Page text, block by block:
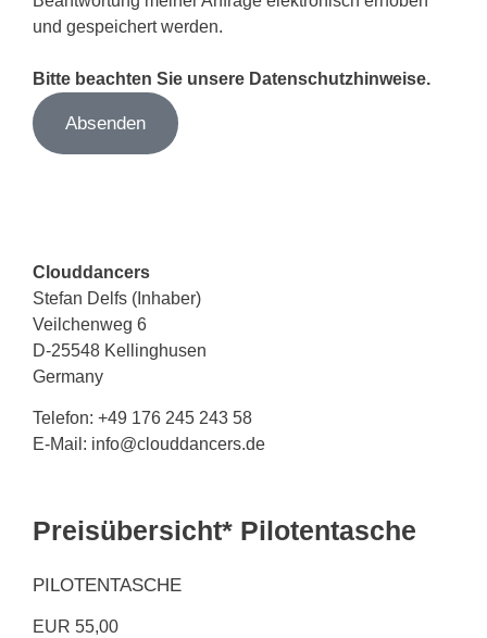
und gespeichert werden.
Bitte beachten Sie unsere Datenschutzhinweise.
Absenden
Clouddancers
Stefan Delfs (Inhaber)
Veilchenweg 6
D-25548 Kellinghusen
Germany
Telefon: +49 176 245 243 58
E-Mail: info@clouddancers.de
Preisübersicht* Pilotentasche
PILOTENTASCHE
EUR 55,00